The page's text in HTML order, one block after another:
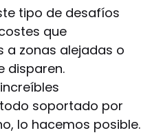
tipo de desafíos
que
a zonas alejadas o
disparen.
soportado por
lo hacemos posible.